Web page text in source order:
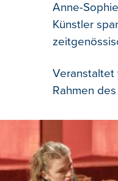
Anne-
Künstler
Veranstaltet
Rahmen